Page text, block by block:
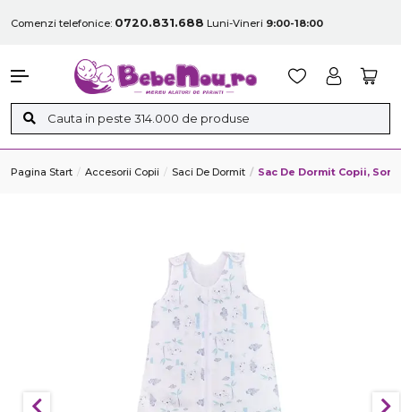
Comenzi telefonice: 0720.831.688 Luni-Vineri 9:00-18:00
Pagina Start Accesorii Copii Saci De Dormit Sac De Dormit Copii,